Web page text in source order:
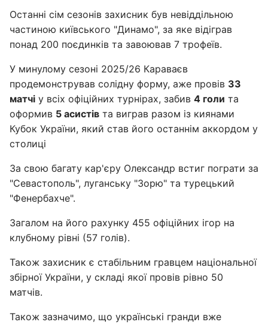
Останні сім сезонів захисник був невіддільною
частиною київського "Динамо", за яке відіграв
понад 200 поєдинків та завоював 7 трофеїв.
У минулому сезоні 2025/26 Караваєв
продемонстрував солідну форму, аже провів 33
матчі у всіх офіційних турнірах, забив 4 голи та
оформив 5 асистів та виграв разом із киянами
Кубок України, який став його останнім аккордом у
столиці
За свою багату кар'єру Олександр встиг пограти за
"Севастополь", луганську "Зорю" та турецький
"Фенербахче".
Загалом на його рахунку 455 офіційних ігор на
клубному рівні (57 голів).
Також захисник є стабільним гравцем національної
збірної України, у складі якої провів рівно 50
матчів.
Також зазначимо, що українські гранди вже